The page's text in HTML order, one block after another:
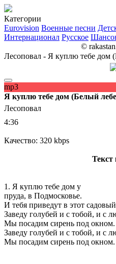
Категории
Eurovision Военные песни
Интернационал Русское
©
Лесоповал - Я куплю тебе дом
mp3
Я куплю тебе дом (Белый
Лесоповал
4:36
Качество: 320 kbps
Текст
1. Я куплю тебе дом у
пруда, в Подмосковье.
И тебя приведут в этот
Заведу голубей и с тобой, и с
Мы посадим сирень под окном.
Заведу голубей и с тобой, и с
Мы посадим сирень под окном.